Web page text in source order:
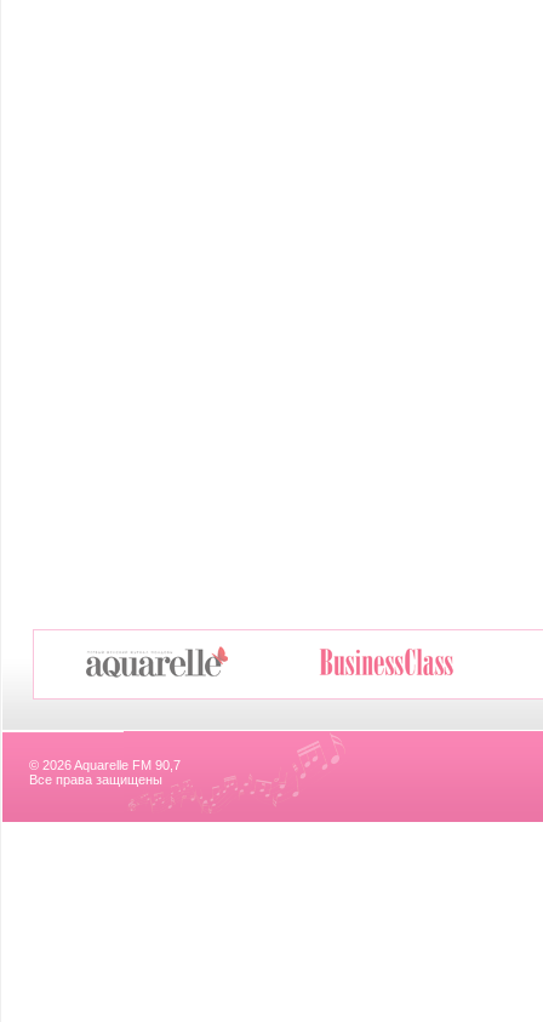
© 2026 Aquarelle FM 90,7
Все права защищены